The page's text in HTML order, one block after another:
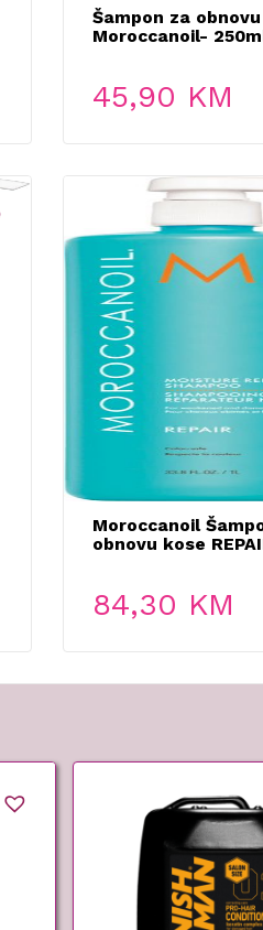
Šampon za
Moroccanoil-
45,90 KM
Moroccanoil
obnovu kose
84,30 KM